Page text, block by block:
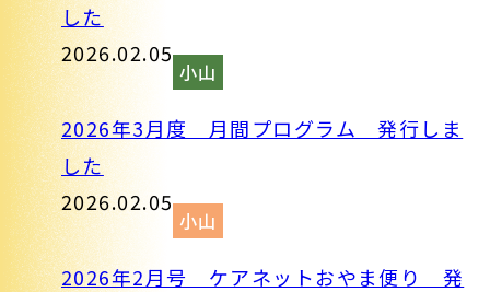
した
2026.02.05
小山
2026年3月度 月間プログラム 発行しま
した
2026.02.05
小山
2026年2月号 ケアネットおやま便り 発